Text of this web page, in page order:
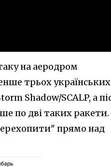
на аеродром
трьох українських
Shadow/SCALP, а
по дві таких
прямо над